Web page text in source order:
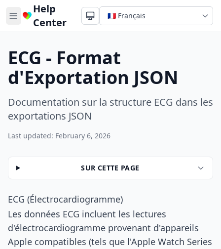
Help
Center
ECG - Format
d'Exportation JSON
Documentation sur la structure ECG dans les
exportations JSON
Last updated: February 6, 2026
SUR CETTE PAGE
ECG (Électrocardiogramme)
Les données ECG incluent les lectures
d'électrocardiogramme provenant d'appareils
Apple compatibles (tels que l'Apple Watch Series